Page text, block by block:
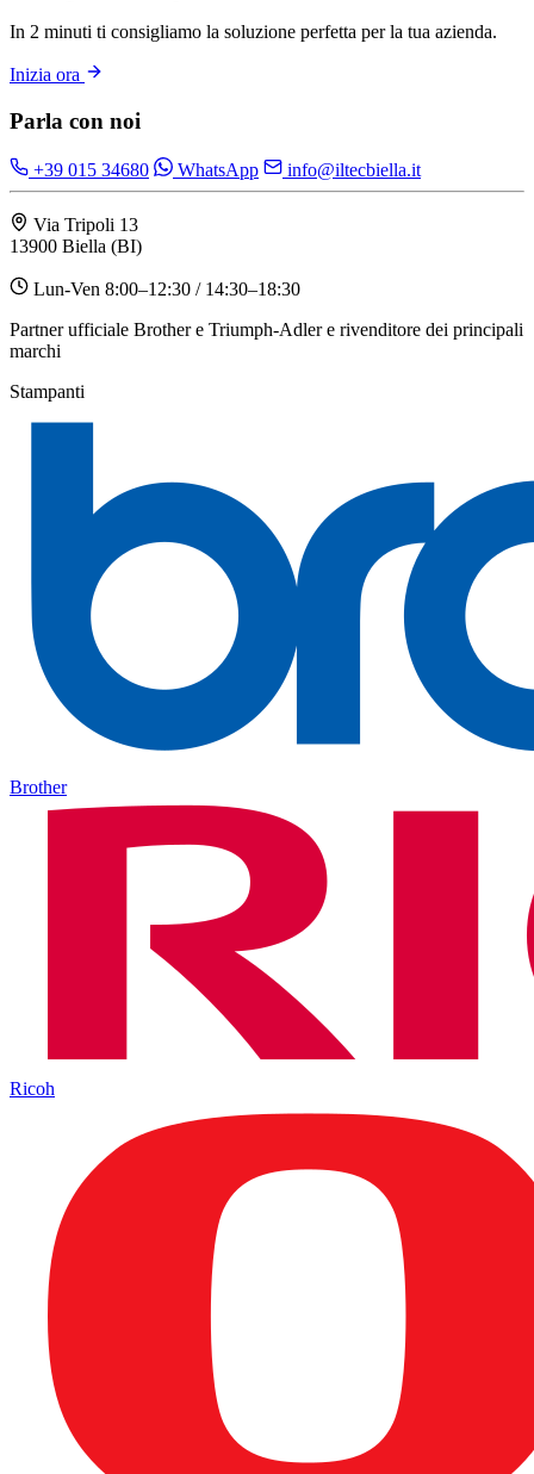
In 2 minuti ti consigliamo la soluzione perfetta per la tua azienda.
Inizia ora
Parla con noi
+39 015 34680 WhatsApp info@iltecbiella.it
Via Tripoli 13
13900 Biella (BI)
Lun-Ven 8:00–12:30 / 14:30–18:30
Partner ufficiale Brother e Triumph-Adler e rivenditore dei principali
marchi
Stampanti
Brother
Ricoh